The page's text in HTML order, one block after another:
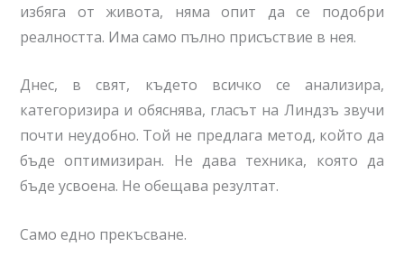
избяга от живота, няма опит да се подобри
реалността. Има само пълно присъствие в нея.
Днес, в свят, където всичко се анализира,
категоризира и обяснява, гласът на Линдзъ звучи
почти неудобно. Той не предлага метод, който да
бъде оптимизиран. Не дава техника, която да
бъде усвоена. Не обещава резултат.
Само едно прекъсване.